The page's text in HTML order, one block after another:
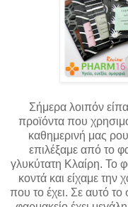
Σήμερα λοιπόν
προϊόντα που
καθημερινή μας
επιλέξαμε από το
γλυκύτατη Κλαίρη. Το
κοντά και είχαμε την
που το έχει. Σε αυτό